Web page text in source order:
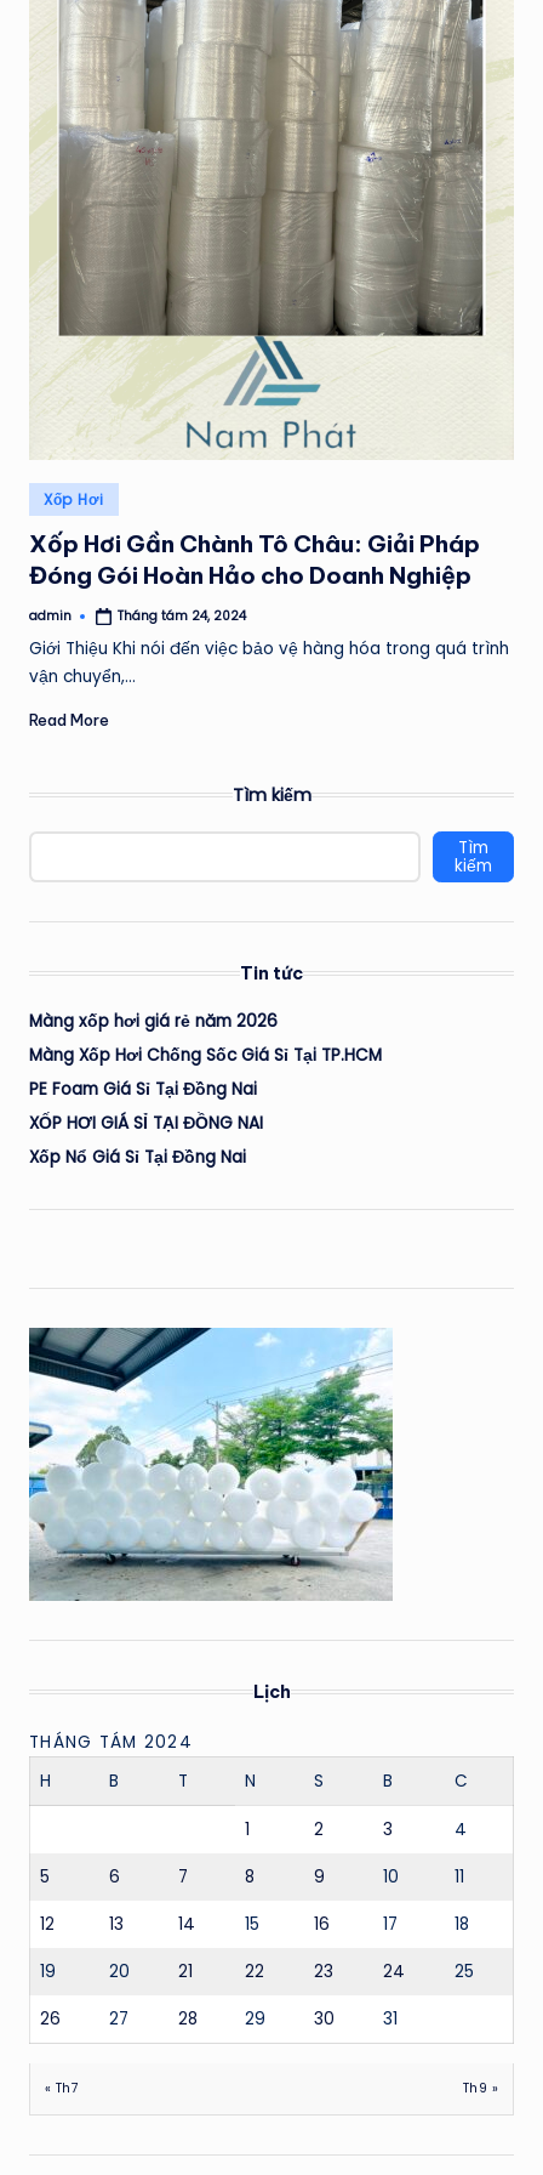
Á
T
Posted
in
Xốp Hơi
Xốp Hơi Gần Chành Tô Châu: Giải Pháp
Đóng Gói Hoàn Hảo cho Doanh Nghiệp
Posted
admin Tháng tám 24, 2024
Giới Thiệu Khi nói đến việc bảo vệ hàng hóa trong quá trình
vận chuyển,…
Read More
Tìm kiếm
Tìm
kiếm
Tin tức
Màng xốp hơi giá rẻ năm 2026
Màng Xốp Hơi Chống Sốc Giá Sỉ Tại TP.HCM
PE Foam Giá Sỉ Tại Đồng Nai
XỐP HƠI GIÁ SỈ TẠI ĐỒNG NAI
Xốp Nổ Giá Sỉ Tại Đồng Nai
Lịch
THÁNG TÁM 2024
H
B T N S B C
1 2 3 4
5 6 7 8 9 10 11
12 13 14 15 16 17 18
19 20 21 22 23 24 25
26 27 28 29 30 31
« Th7 Th9 »